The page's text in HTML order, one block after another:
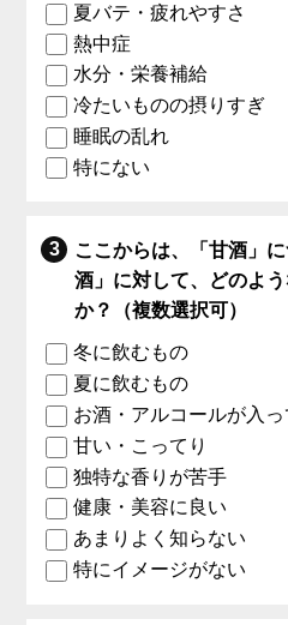
夏バテ・疲れやすさ
熱中症
水分・栄養補給
冷たいものの摂りすぎ
睡眠の乱れ
特にない
ここからは、「甘酒」
酒」に対して、どのよ
か？（複数選択可）
冬に飲むもの
夏に飲むもの
お酒・アルコールが入っ
甘い・こってり
独特な香りが苦手
健康・美容に良い
あまりよく知らない
特にイメージがない